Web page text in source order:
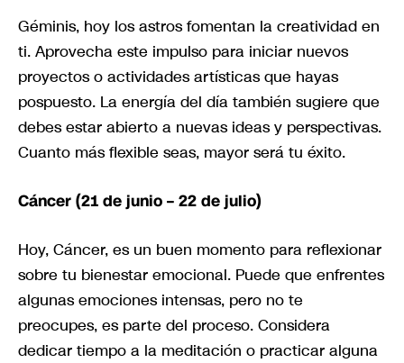
Géminis, hoy los astros fomentan la creatividad en
ti. Aprovecha este impulso para iniciar nuevos
proyectos o actividades artísticas que hayas
pospuesto. La energía del día también sugiere que
debes estar abierto a nuevas ideas y perspectivas.
Cuanto más flexible seas, mayor será tu éxito.
Cáncer (21 de junio – 22 de julio)
Hoy, Cáncer, es un buen momento para reflexionar
sobre tu bienestar emocional. Puede que enfrentes
algunas emociones intensas, pero no te
preocupes, es parte del proceso. Considera
dedicar tiempo a la meditación o practicar alguna